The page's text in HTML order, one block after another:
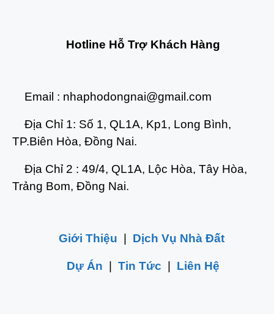
Hotline Hỗ Trợ Khách Hàng
Email : nhaphodongnai@gmail.com
Địa Chỉ 1: Số 1, QL1A, Kp1, Long Bình,
TP.Biên Hòa, Đồng Nai.
Địa Chỉ 2 : 49/4, QL1A, Lộc Hòa, Tây Hòa,
Trảng Bom, Đồng Nai.
Giới Thiệu | Dịch Vụ Nhà Đất
Dự Án | Tin Tức | Liên Hệ